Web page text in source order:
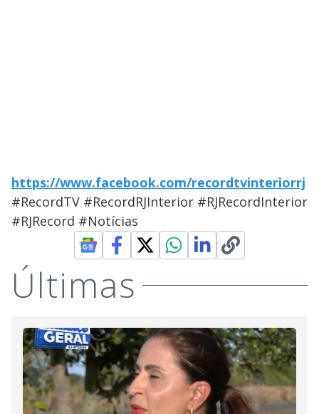
https://www.facebook.com/recordtvinteriorrj
#RecordTV #RecordRJInterior #RJRecordInterior
#RJRecord #Notícias
Últimas